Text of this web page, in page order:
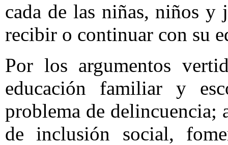
cada de las niñas, niños y
recibir o continuar con su
Por los argumentos
educación familiar y
problema de delincuencia;
de inclusión social,